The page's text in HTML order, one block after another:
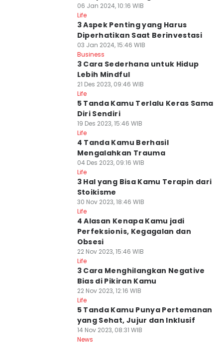
06 Jan 2024, 10:16 WIB
Life
3 Aspek Penting yang Harus
Diperhatikan Saat Berinvestasi
03 Jan 2024, 15:46 WIB
Business
3 Cara Sederhana untuk Hidup
Lebih Mindful
21 Des 2023, 09:46 WIB
Life
5 Tanda Kamu Terlalu Keras Sama
Diri Sendiri
19 Des 2023, 15:46 WIB
Life
4 Tanda Kamu Berhasil
Mengalahkan Trauma
04 Des 2023, 09:16 WIB
Life
3 Hal yang Bisa Kamu Terapin dari
Stoikisme
30 Nov 2023, 18:46 WIB
Life
4 Alasan Kenapa Kamu jadi
Perfeksionis, Kegagalan dan
Obsesi
22 Nov 2023, 15:46 WIB
Life
3 Cara Menghilangkan Negative
Bias di Pikiran Kamu
22 Nov 2023, 12:16 WIB
Life
5 Tanda Kamu Punya Pertemanan
yang Sehat, Jujur dan Inklusif
14 Nov 2023, 08:31 WIB
News